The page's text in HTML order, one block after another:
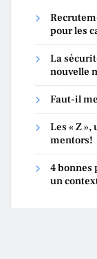
pour les
La
nouvelle
Faut-il
Les « Z
mentors!
4 bonnes
un